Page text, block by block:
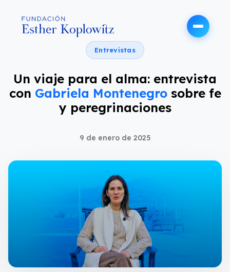
Entrevistas
Un viaje para el alma: entrevista
con Gabriela Montenegrosobre fe
y peregrinaciones
9 de enero de 2025